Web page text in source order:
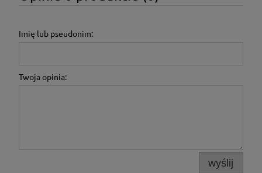
Imię lub pseudonim:
Twoja opinia:
wyślij